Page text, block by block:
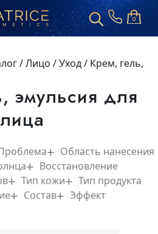
0
/Лицо /Уход/ Крем, гель,
эмульсия для
лица
Область нанесения
Восстановление
Тип кожи
Тип продукта
Состав Эффект